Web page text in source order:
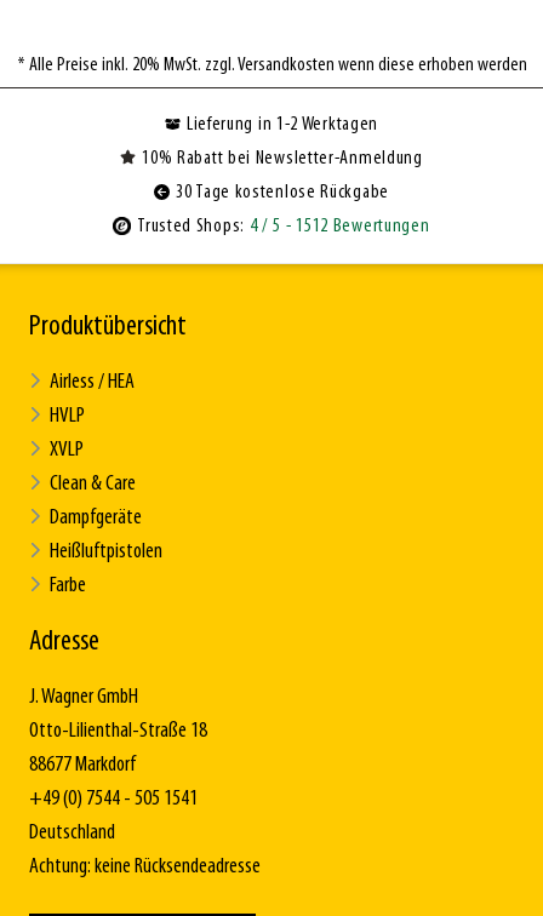
* Alle Preise inkl. 20% MwSt. zzgl. Versandkosten wenn diese erhoben werden
Lieferung in 1-2 Werktagen
10% Rabatt bei Newsletter-Anmeldung
30 Tage kostenlose Rückgabe
Trusted Shops: 4/ 5 - 1512 Bewertungen
Produktübersicht
Airless / HEA
HVLP
XVLP
Clean & Care
Dampfgeräte
Heißluftpistolen
Farbe
Adresse
J. Wagner GmbH
Otto-Lilienthal-Straße 18
88677 Markdorf
+49 (0) 7544 - 505 1541
Deutschland
Achtung: keine Rücksendeadresse